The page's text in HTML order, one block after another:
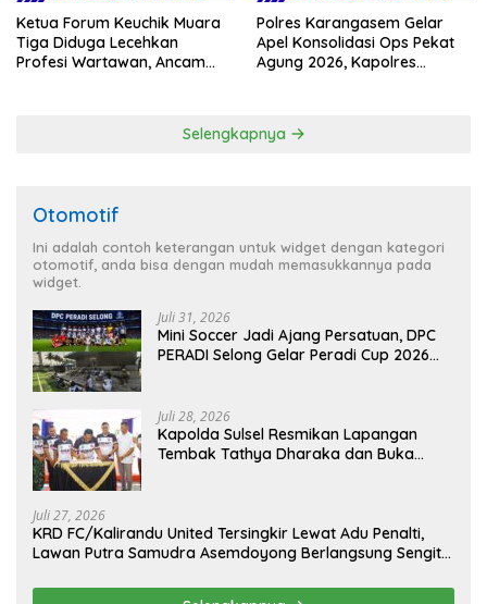
Ketua Forum Keuchik Muara
Tiga Diduga Lecehkan
Profesi Wartawan, Ancam
Polres Karangasem Gelar
Apel Konsolidasi Ops Pekat
Agung 2026, Kapolres
Selengkapnya
Otomotif
Ini adalah contoh keterangan untuk widget dengan kategori
otomotif, anda bisa dengan mudah memasukkannya pada
widget.
Juli 31, 2026
Mini Soccer Jadi Ajang Persatuan, DPC
PERADI Selong Gelar Peradi Cup 2026
Juli 28, 2026
Kapolda Sulsel Resmikan Lapangan
Tembak Tathya Dharaka dan Buka
Juli 27, 2026
KRD FC/Kalirandu United Tersingkir Lewat Adu Penalti,
Lawan Putra Samudra Asemdoyong Berlangsung Sengit